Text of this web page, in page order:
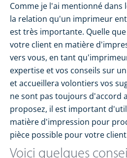
Comme je l'ai mentionné dans
la relation qu'un imprimeur
est très importante. Quelle
votre client en matière
vers vous, en tant
expertise et vos conseils sur
et accueillera volontiers vos
ne sont pas toujours d'accord
proposez, il est important
matière d'impression pour
pièce possible pour votre
Voici quelques